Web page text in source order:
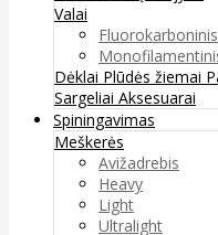
Valai
Fluorokarboninis
Dėklai Plūdės žiemai
Sargeliai Aksesuarai
Spiningavimas
Meškerės
Avižadrebis
Heavy
Light
Ultralight